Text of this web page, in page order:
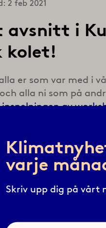
2 feb 2021
i
kolet!
er som var med i
alla ni som på
inspelningen av
som handlar just
kolla på den här!
varje
Skriv upp dig på vårt